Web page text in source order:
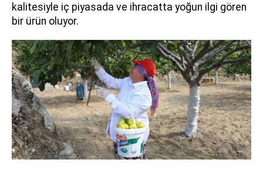
kalitesiyle iç piyasada ve ihracatta yoğun ilgi gören
bir ürün oluyor.